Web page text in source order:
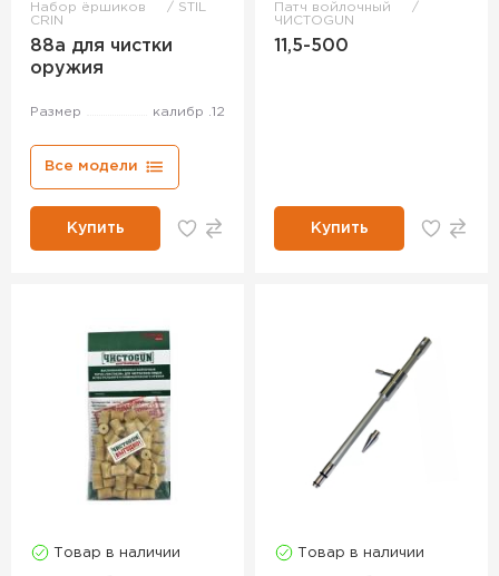
Набор ёршиков
STIL
CRIN
88a для чистки
оружия
Размер калибр .12
Все модели
Купить
Патч войлочный
ЧИСТОGUN
11,5-500
Купить
Товар в наличии Товар в наличии